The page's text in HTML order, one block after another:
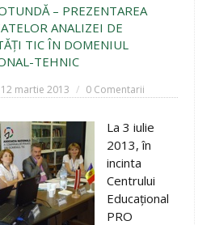
– PREZENTAREA
ANALIZEI DE
TIC ÎN DOMENIUL
TEHNIC
12 martie 2013 0 Comentarii
La 3 iulie
2013, în
incinta
Centrului
Educaţional
PRO